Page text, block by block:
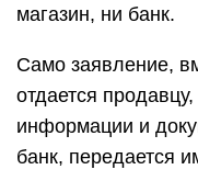
магазин, ни банк.
Само заявление,
отдается
информации и
банк, передается